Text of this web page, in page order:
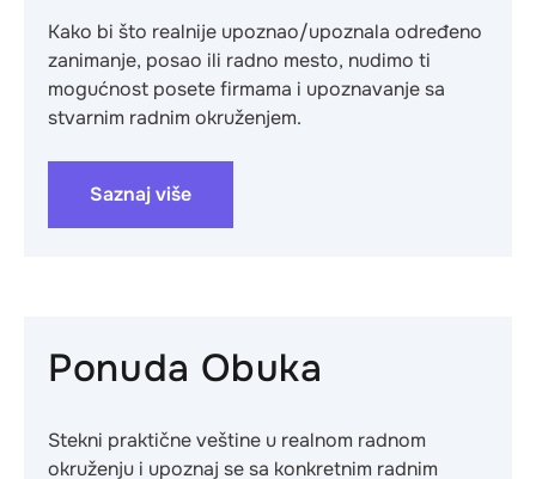
Kako bi što realnije upoznao/upoznala određeno
zanimanje, posao ili radno mesto, nudimo ti
mogućnost posete firmama i upoznavanje sa
stvarnim radnim okruženjem.
Saznaj više
Ponuda Obuka
Stekni praktične veštine u realnom radnom
okruženju i upoznaj se sa konkretnim radnim